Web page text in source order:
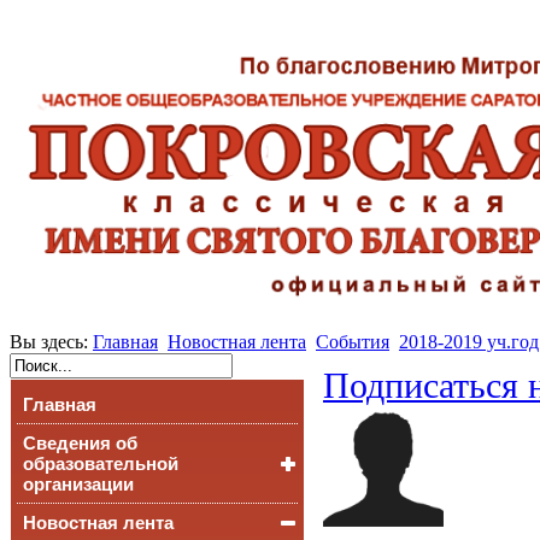
Вы здесь: Главная Новостная лента События 2018-2019 уч.год
Главная
Сведения об
образовательной
организации
Основные сведения
Новостная лента
Подписаться